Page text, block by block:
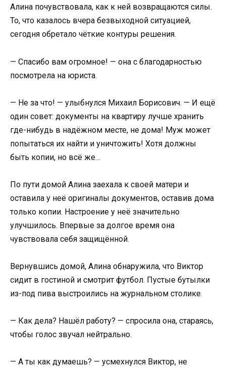
Алина почувствовала, как к ней возвращаются силы.
То, что казалось вчера безвыходной ситуацией,
сегодня обретало чёткие контуры решения.
— Спасибо вам огромное! — она с благодарностью
посмотрела на юриста.
— Не за что! — улыбнулся Михаил Борисович. — И ещё
один совет: документы на квартиру лучше хранить
где-нибудь в надёжном месте, не дома! Муж может
попытаться их найти и уничтожить! Хотя должны
быть копии, но всё же…
По пути домой Алина заехала к своей матери и
оставила у неё оригиналы документов, оставив дома
только копии. Настроение у неё значительно
улучшилось. Впервые за долгое время она
чувствовала себя защищённой.
Вернувшись домой, Алина обнаружила, что Виктор
сидит в гостиной и смотрит футбол. Пустые бутылки
из-под пива выстроились на журнальном столике.
— Как дела? Нашёл работу? — спросила она, стараясь,
чтобы голос звучал нейтрально.
— А ты как думаешь? — усмехнулся Виктор, не